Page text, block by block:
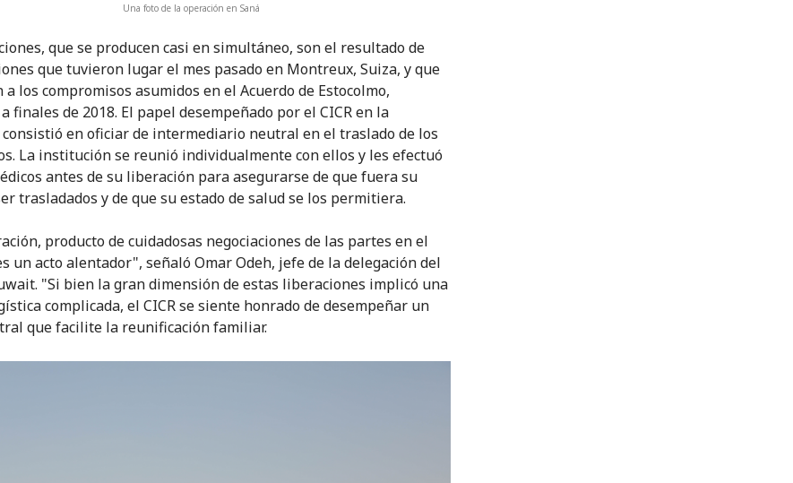
Una foto de la operación en Saná
que se producen casi en simultáneo, son el resultado de
que tuvieron lugar el mes pasado en Montreux, Suiza, y que
a los compromisos asumidos en el Acuerdo de Estocolmo,
finales de 2018. El papel desempeñado por el CICR en la
en oficiar de intermediario neutral en el traslado de los
La institución se reunió individualmente con ellos y les efectuó
antes de su liberación para asegurarse de que fuera su
trasladados y de que su estado de salud se los permitiera.
producto de cuidadosas negociaciones de las partes en el
un acto alentador", señaló Omar Odeh, jefe de la delegación del
"Si bien la gran dimensión de estas liberaciones implicó una
complicada, el CICR se siente honrado de desempeñar un
que facilite la reunificación familiar.